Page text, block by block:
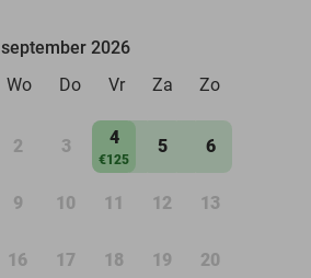
september 2026
Wo Do Vr Za Zo
2 3 4
€125
5 6
9 10 11 12 13
16 17 18 19 20